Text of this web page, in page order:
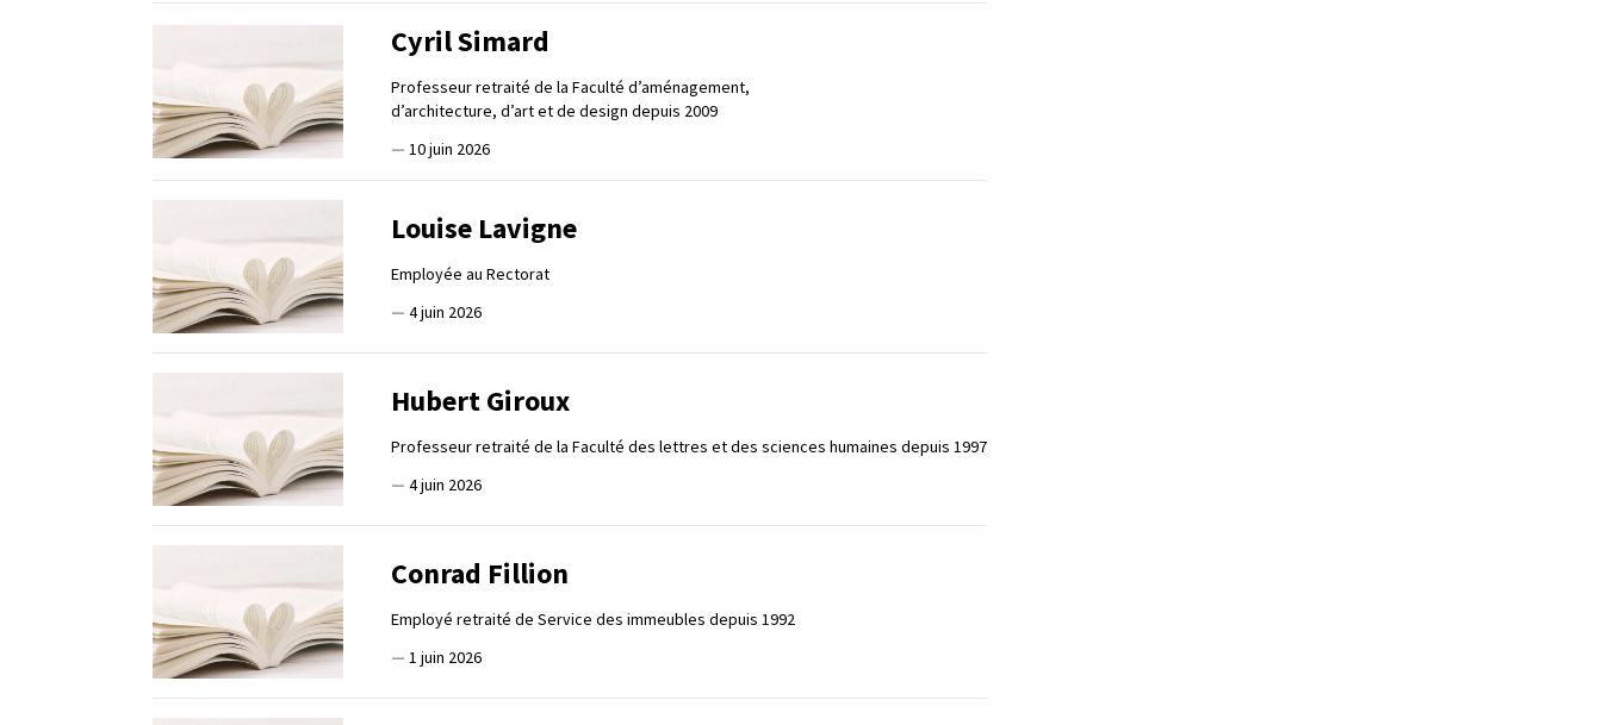
Cyril Simard
Professeur retraité de la Faculté d’aménagement,
d’architecture, d’art et de design depuis 2009
— 10 juin 2026
Louise Lavigne
Employée au Rectorat
— 4 juin 2026
Hubert Giroux
Professeur retraité de la Faculté des lettres et des sciences humaines depuis 1997
— 4 juin 2026
Conrad Fillion
Employé retraité de Service des immeubles depuis 1992
— 1 juin 2026